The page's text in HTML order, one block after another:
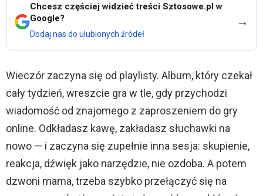
Chcesz częściej widzieć treści Sztosowe.pl w
Google?
Dodaj nas do ulubionych źródeł
→
Wieczór zaczyna się od playlisty. Album, który czekał
cały tydzień, wreszcie gra w tle, gdy przychodzi
wiadomość od znajomego z zaproszeniem do gry
online. Odkładasz kawę, zakładasz słuchawki na
nowo — i zaczyna się zupełnie inna sesja: skupienie,
reakcja, dźwięk jako narzędzie, nie ozdoba. A potem
dzwoni mama, trzeba szybko przełączyć się na